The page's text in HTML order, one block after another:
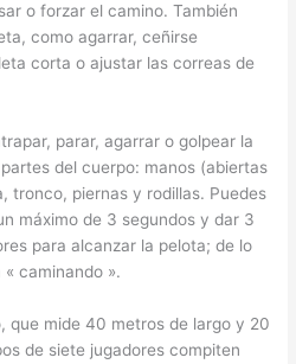
o forzar el camino. También
como agarrar, ceñirse
corta o ajustar las correas de
parar, agarrar o golpear la
del cuerpo: manos (abiertas
tronco, piernas y rodillas. Puedes
máximo de 3 segundos y dar 3
para alcanzar la pelota; de lo
caminando ».
que mide 40 metros de largo y 20
de siete jugadores compiten